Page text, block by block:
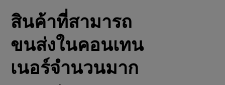
สินค้าที่สามารถ
ขนส่งในคอนเทน
เนอร์จํานวนมาก